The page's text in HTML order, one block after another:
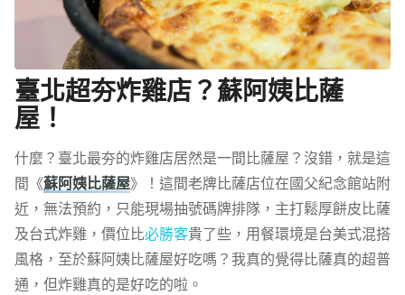
臺北超夯炸雞店？蘇阿姨比薩
屋！
什麼？臺北最夯的炸雞店居然是一間比薩屋？沒錯，就是這
間《蘇阿姨比薩屋》！這間老牌比薩店位在國父紀念館站附
近，無法預約，只能現場抽號碼牌排隊，主打鬆厚餅皮比薩
及台式炸雞，價位比必勝客貴了些，用餐環境是台美式混搭
風格，至於蘇阿姨比薩屋好吃嗎？我真的覺得比薩真的超普
通，但炸雞真的是好吃的啦。